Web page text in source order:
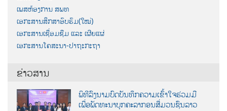
ເພສຫ້ອງການ ສພທ
ເອກະສານສຶກສາອົບຮົມ(ໃໝ່)
ເອກະສານເຊື່ອມຊືມ ແລະ ເຜີຍແຜ່
ເອກະສານໂຄສະນາ-ປາຖະກະຖາ
ຂ່າວສານ
ພິທີລົງນາມບົດບັນທຶກຄວາມເຂົ້າໃຈຮ່ວມມື
ເພື່ອພັດທະນາບຸກຄະລາກອນສື່ມວນຊົນລາວ